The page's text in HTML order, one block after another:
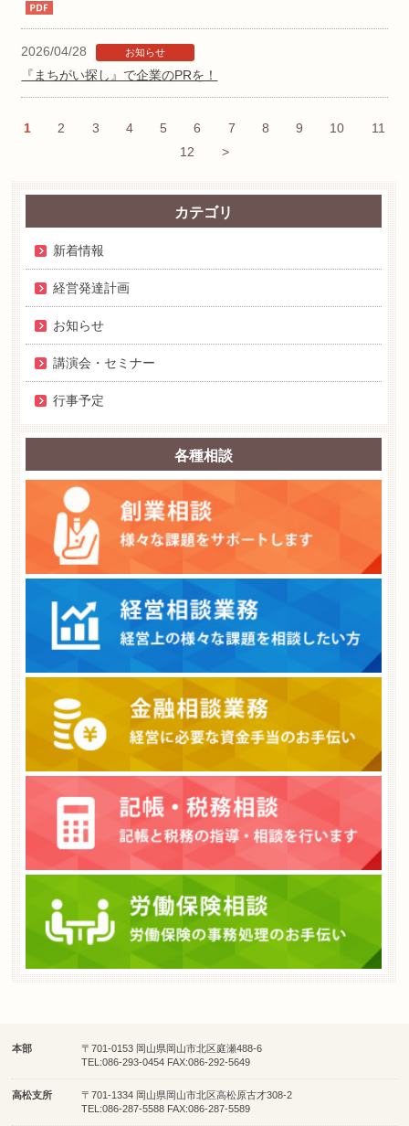
2026/04/28 お知らせ
『まちがい探し』で企業のPRを！
1 2 3 4 5 6 7 8 9 10
11
12
>
カテゴリ
新着情報
経営発達計画
お知らせ
講演会・セミナー
行事予定
各種相談
本部
〒701-0153 岡山県岡山市北区庭瀬488-6
TEL:086-293-0454 FAX:086-292-5649
高松支所
〒701-1334 岡山県岡山市北区高松原古才308-2
TEL:086-287-5588 FAX:086-287-5589